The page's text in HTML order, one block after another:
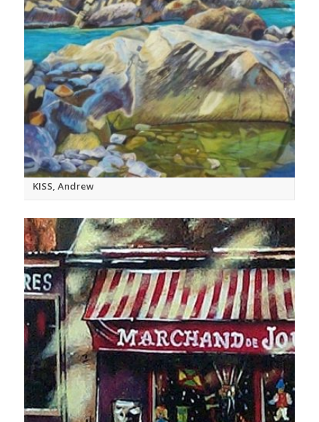
KISS, Andrew